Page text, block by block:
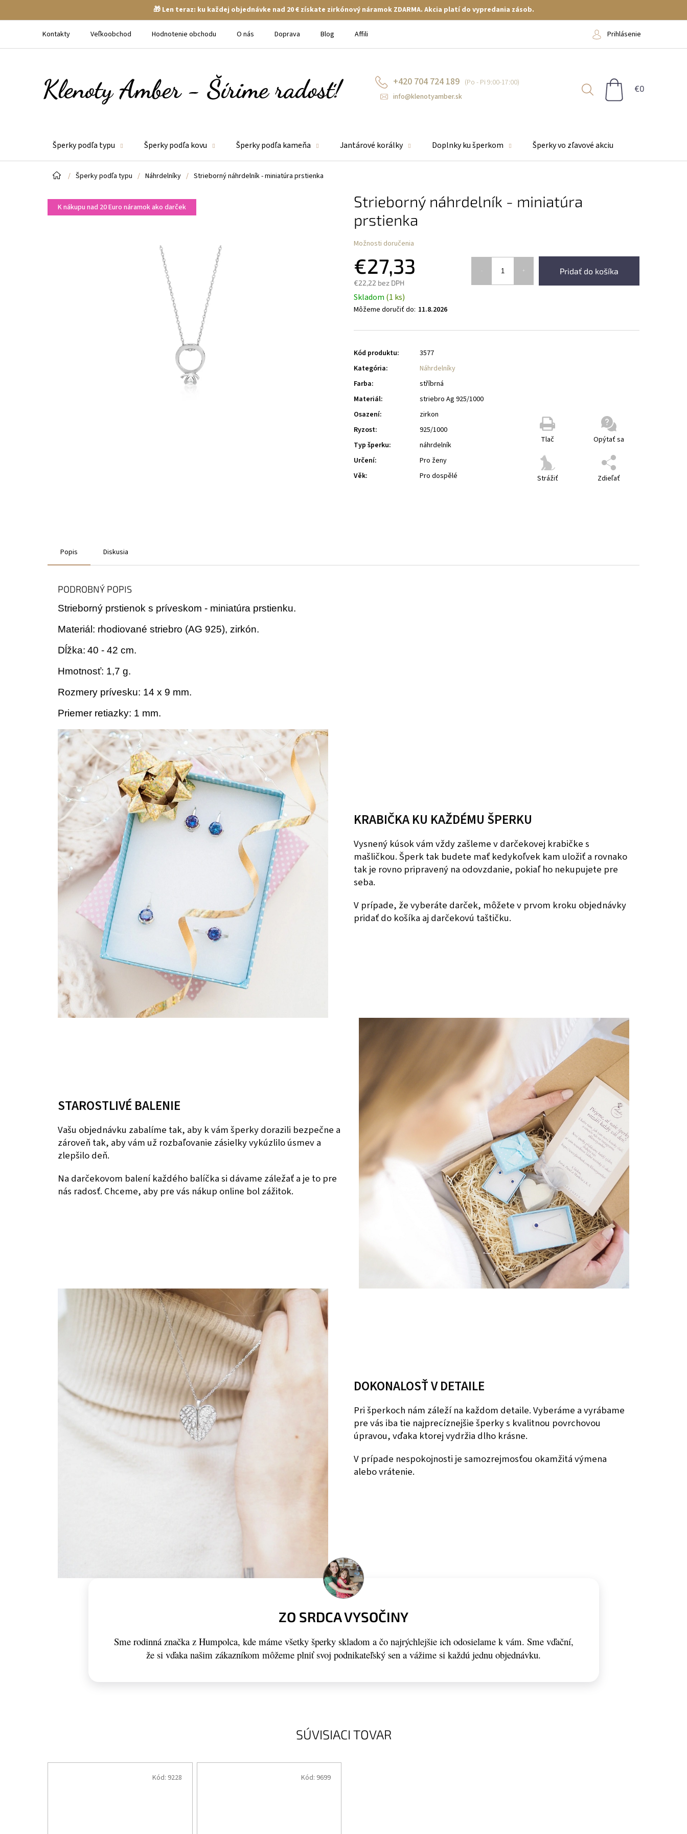
🎁 Len teraz: ku každej objednávke nad 20 € získate zirkónový náramok ZDARMA. Akcia platí do vypredania zásob.
Kontakty Veľkoobchod Hodnotenie obchodu O nás Doprava Blog Affiliate Prihlásenie
+420 704 724 189
info@klenotyamber.sk
NÁKUPNÝ
Šperky podľa typu Šperky podľa kovu Šperky podľa kameňa Jantárové korálky Doplnky ku šperkom Šperky vo zľavové akciu
Domov
/ Šperky podľa typu / Náhrdelníky / Strieborný náhrdelník - miniatúra prstienka
K nákupu nad 20 Euro náramok ako darček
Strieborný náhrdelník - miniatúra
prstienka
€27,33
€22,22 bez DPH
Pridať do košíka
Skladom (1 ks)
Môžeme doručiť do: 11.8.2026
Možnosti doručenia
Tlač Opýtať sa
Strážiť Zdieľať
Kód produktu:
3577
Kategória:
Náhrdelníky
Farba:
stříbrná
Materiál:
striebro Ag 925/1000
Osazení:
zirkon
Ryzost:
925/1000
Typ šperku:
náhrdelník
Určení:
Pro ženy
Věk: Pro dospělé
SÚVISIACI TOVAR
Kód: 9228 Kód: 9699
Popis Diskusia
PODROBNÝ POPIS
Strieborný prstienok s príveskom - miniatúra prstienku.
Materiál: rhodiované striebro (AG 925), zirkón.
Dĺžka: 40 - 42 cm.
Hmotnosť: 1,7 g.
Rozmery prívesku: 14 x 9 mm.
Priemer retiazky: 1 mm.
KRABIČKA KU KAŽDÉMU ŠPERKU
Vysnený kúsok vám vždy zašleme v darčekovej krabičke s
mašličkou. Šperk tak budete mať kedykoľvek kam uložiť a rovnako
tak je rovno pripravený na odovzdanie, pokiaľ ho nekupujete pre
seba.
V prípade, že vyberáte darček, môžete v prvom kroku objednávky
pridať do košíka aj darčekovú taštičku.
STAROSTLIVÉ BALENIE
Vašu objednávku zabalíme tak, aby k vám šperky dorazili bezpečne a
zároveň tak, aby vám už rozbaľovanie zásielky vykúzlilo úsmev a
zlepšilo deň.
Na darčekovom balení každého balíčka si dávame záležať a je to pre
nás radosť. Chceme, aby pre vás nákup online bol zážitok.
DOKONALOSŤ V DETAILE
Pri šperkoch nám záleží na každom detaile. Vyberáme a vyrábame
pre vás iba tie najprecíznejšie šperky s kvalitnou povrchovou
úpravou, vďaka ktorej vydržia dlho krásne.
V prípade nespokojnosti je samozrejmosťou okamžitá výmena
alebo vrátenie.
ZO SRDCA VYSOČINY
Sme rodinná značka z Humpolca, kde máme všetky šperky skladom a čo najrýchlejšie ich odosielame k vám. Sme vďační,
že si vďaka našim zákazníkom môžeme plniť svoj podnikateľský sen a vážime si každú jednu objednávku.